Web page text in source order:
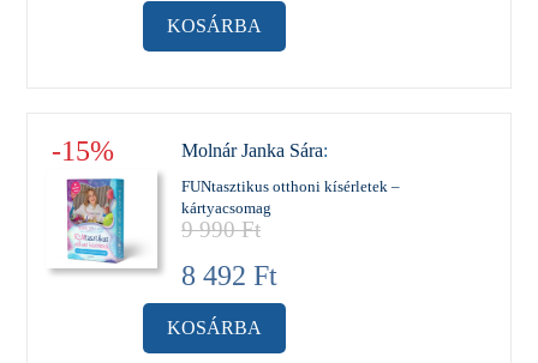
KOSÁRBA
-15% Molnár Janka Sára:
FUNtasztikus otthoni kísérletek –
kártyacsomag
9 990Ft
8 492 Ft
KOSÁRBA